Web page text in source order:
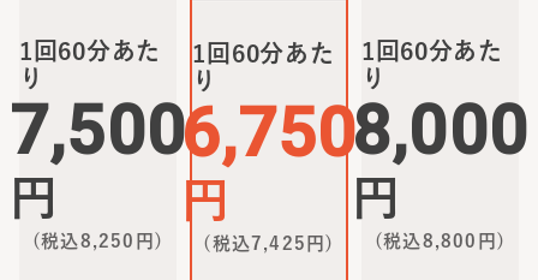
1回60分あた
り
7,500
円
(税込8,250 円)
1回60分あた
り
6,750
円
(税込7,425 円)
1回60分あた
り
8,000
円
(税込8,800 円)